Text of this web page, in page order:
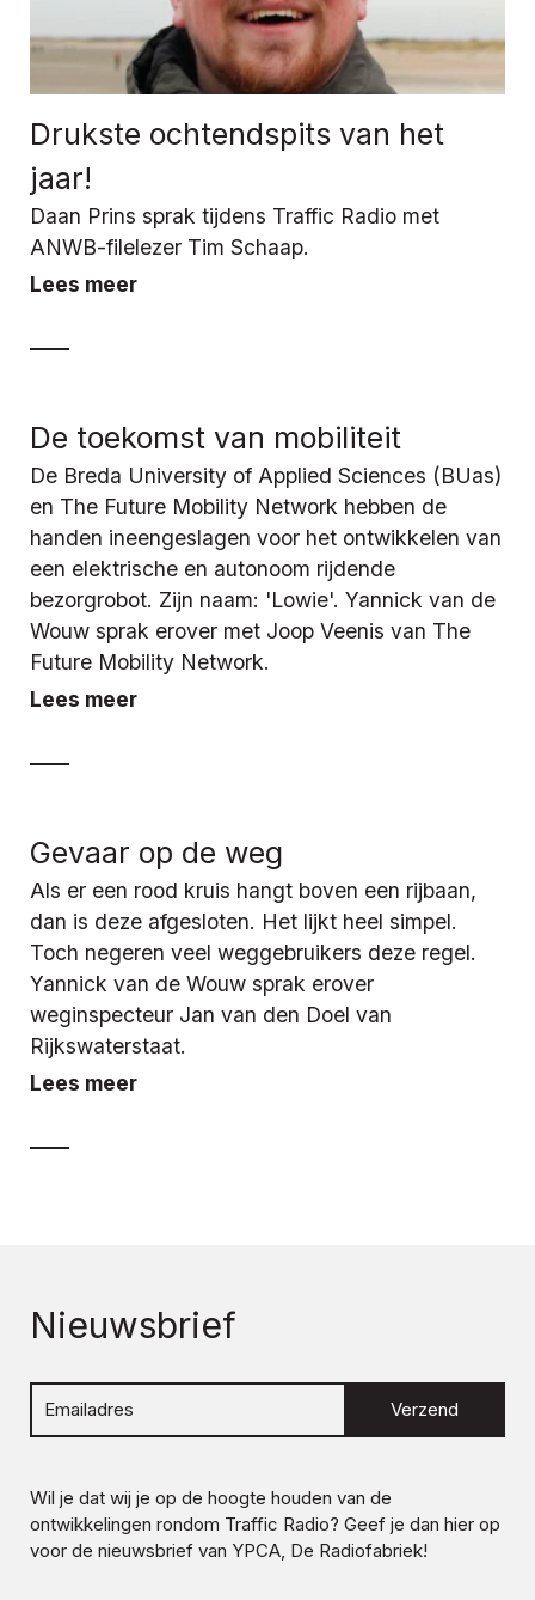
Drukste ochtendspits van het
jaar!
Daan Prins sprak tijdens Traffic Radio met
ANWB-filelezer Tim Schaap.
Lees meer
De toekomst van mobiliteit
De Breda University of Applied Sciences (BUas)
en The Future Mobility Network hebben de
handen ineengeslagen voor het ontwikkelen van
een elektrische en autonoom rijdende
bezorgrobot. Zijn naam: 'Lowie'. Yannick van de
Wouw sprak erover met Joop Veenis van The
Future Mobility Network.
Lees meer
Gevaar op de weg
Als er een rood kruis hangt boven een rijbaan,
dan is deze afgesloten. Het lijkt heel simpel.
Toch negeren veel weggebruikers deze regel.
Yannick van de Wouw sprak erover
weginspecteur Jan van den Doel van
Rijkswaterstaat.
Lees meer
Nieuwsbrief
Verzend
Wil je dat wij je op de hoogte houden van de
ontwikkelingen rondom Traffic Radio? Geef je dan hier op
voor de nieuwsbrief van YPCA, De Radiofabriek!